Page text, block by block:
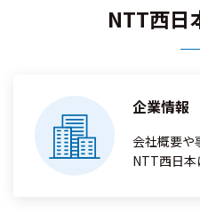
NTT西日
企業情報
会社概要や
NTT西日本